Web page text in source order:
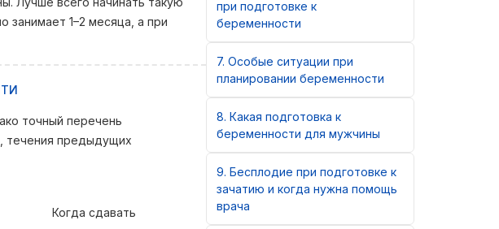
занимает 1–2 месяца, а при
точный перечень
течения предыдущих
Когда сдавать
при подготовке к
беременности
7 Особые ситуации при
планировании беременности
8 Какая подготовка к
беременности для мужчины
9 Бесплодие при подготовке к
зачатию и когда нужна помощь
врача